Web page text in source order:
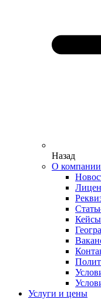
Назад
О компании
Кейсы
Услуги и цены